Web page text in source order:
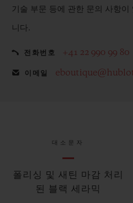
기술 부문 등에 관한 문의 사항
니다.
전화번호 +41 22 990 99 80
이메일
대소문자
폴리싱 및 새틴 마감 처리
된 블랙 세라믹